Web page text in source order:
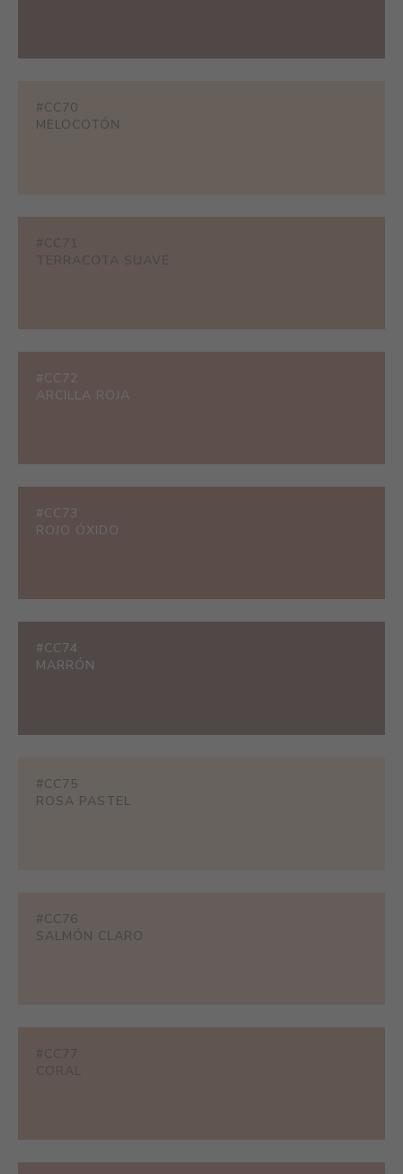
#CC70
MELOCOTÓN
#CC71
TERRACOTA SUAVE
#CC72
ARCILLA ROJA
#CC73
ROJO ÓXIDO
#CC74
MARRÓN
#CC75
ROSA PASTEL
#CC76
SALMÓN CLARO
#CC77
CORAL